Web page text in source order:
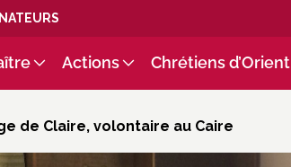
Actions Chrétiens d’Orient
de Claire, volontaire au Caire